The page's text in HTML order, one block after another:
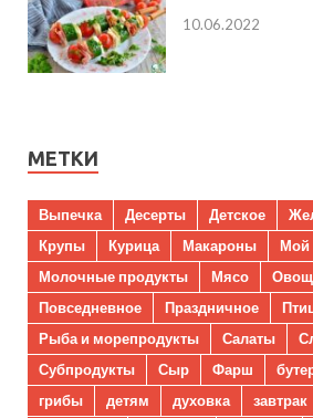
10.06.2022
МЕТКИ
Выпечка Десерты Детское
Крупы
Курица Макароны
Мой
Молочные продукты
Мясо
Повседневное
Праздничное
Рыба и морепродукты
Салаты
Субпродукты
Сыр Фарш
грибы
детям духовка завтрак